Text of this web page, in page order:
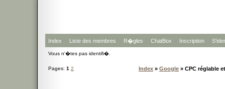
Index Liste des membres R�gles ChatBox Inscription
Vous n'�tes pas identifi�.
Pages: 1 2 Index » Google » CPC réglable